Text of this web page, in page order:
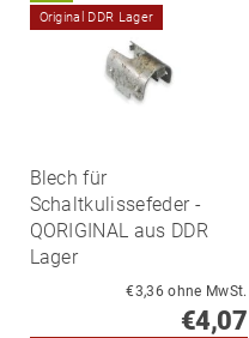
Original DDR Lager
Blech für
Schaltkulissefeder -
QORIGINAL aus DDR
Lager
€3,36 ohne MwSt.
€4,07